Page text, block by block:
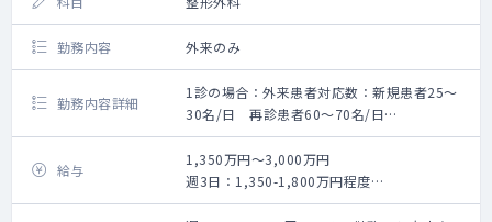
勤務内容 外来のみ
勤務内容詳細
1診の場合：外来患者対応数：新規患者25〜
30名/日 再診患者60〜70名/日
2診の場合：外来患者対応数：新規患者30〜
40名/日 再診患者20~30名/日
体制：
・看護師・レントゲン技師・クラーク3-4人で
給与
1,350万円～3,000万円
週3日：1,350-1,800万円程度
週4日：1,800-2,400万円程度